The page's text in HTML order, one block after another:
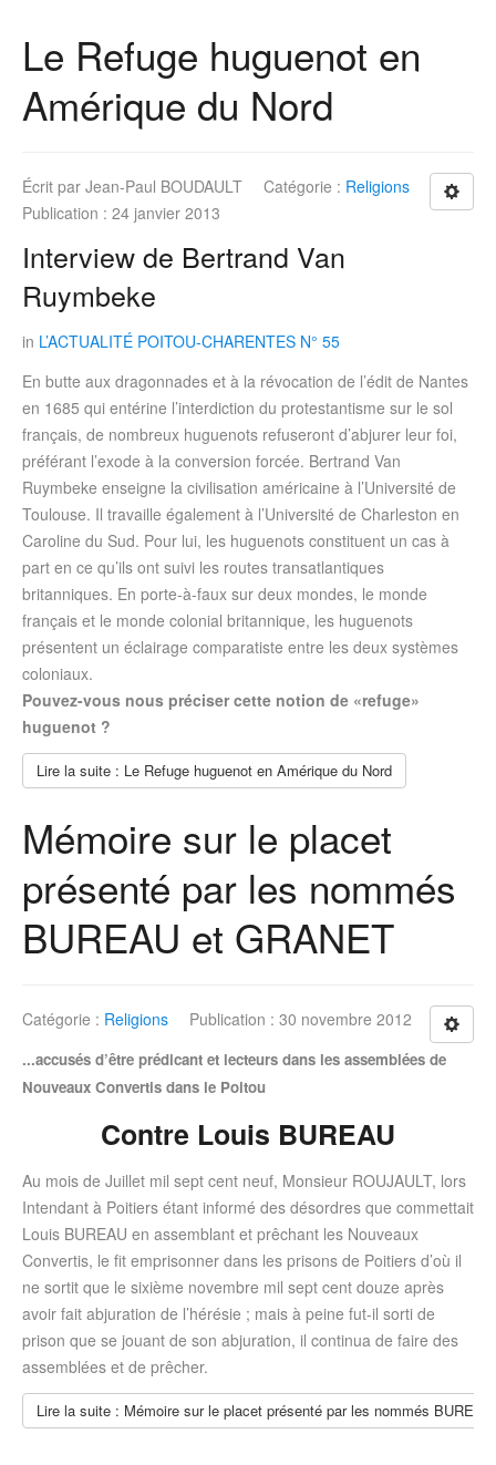
Le Refuge huguenot en
Amérique du Nord
Écrit par Jean-Paul BOUDAULT Catégorie : Religions
Publication : 24 janvier 2013
Interview de Bertrand Van
Ruymbeke
in L’ACTUALITÉ POITOU-CHARENTES N° 55
En butte aux dragonnades et à la révocation de l’édit de Nantes
en 1685 qui entérine l’interdiction du protestantisme sur le sol
français, de nombreux huguenots refuseront d’abjurer leur foi,
préférant l’exode à la conversion forcée. Bertrand Van
Ruymbeke enseigne la civilisation américaine à l’Université de
Toulouse. Il travaille également à l’Université de Charleston en
Caroline du Sud. Pour lui, les huguenots constituent un cas à
part en ce qu’ils ont suivi les routes transatlantiques
britanniques. En porte-à-faux sur deux mondes, le monde
français et le monde colonial britannique, les huguenots
présentent un éclairage comparatiste entre les deux systèmes
coloniaux.
Pouvez-vous nous préciser cette notion de «refuge»
huguenot ?
Lire la suite : Le Refuge huguenot en Amérique du Nord
Mémoire sur le placet
présenté par les nommés
BUREAU et GRANET
Catégorie : Religions Publication : 30 novembre 2012
...accusés d’être prédicant et lecteurs dans les assemblées de
Nouveaux Convertis dans le Poitou
Contre Louis BUREAU
Au mois de Juillet mil sept cent neuf, Monsieur ROUJAULT, lors
Intendant à Poitiers étant informé des désordres que commettait
Louis BUREAU en assemblant et prêchant les Nouveaux
Convertis, le fit emprisonner dans les prisons de Poitiers d’où il
ne sortit que le sixième novembre mil sept cent douze après
avoir fait abjuration de l’hérésie ; mais à peine fut-il sorti de
prison que se jouant de son abjuration, il continua de faire des
assemblées et de prêcher.
Lire la suite : Mémoire sur le placet présenté par les nommés